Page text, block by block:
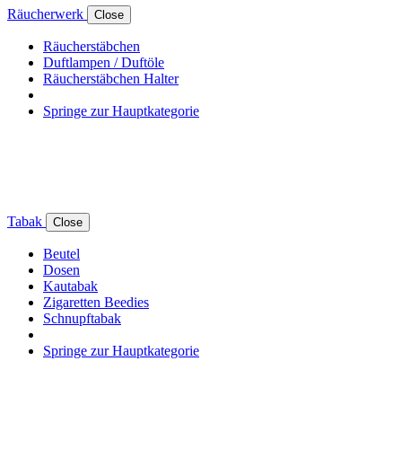
Räucherwerk Close
Räucherstäbchen
Duftlampen / Duftöle
Räucherstäbchen Halter
Springe zur Hauptkategorie
Tabak Close
Beutel
Dosen
Kautabak
Zigaretten Beedies
Schnupftabak
Springe zur Hauptkategorie